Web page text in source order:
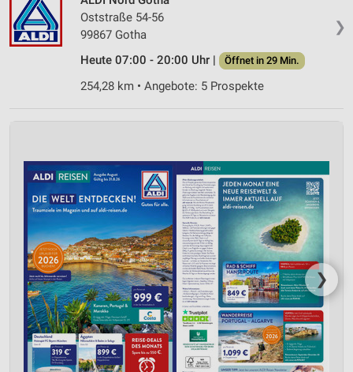
❯
Oststraße 54-56
99867 Gotha
Heute 07:00 - 20:00 Uhr |
Öffnet in 29 Min.
254,28 km • Angebote: 5 Prospekte
❯